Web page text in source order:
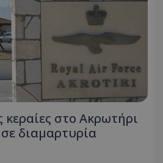
κεραίες στο Ακρωτήρι
διαμαρτυρία